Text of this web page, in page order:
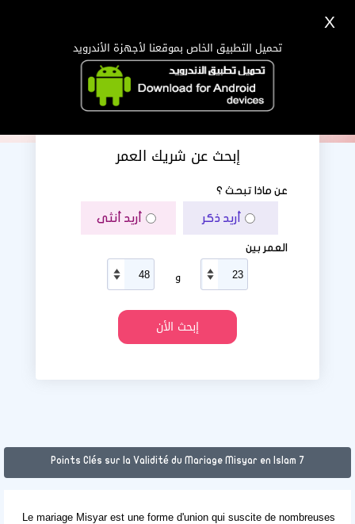
إبحث عن شريك العمر
عن ماذا تبحث ؟
أريد ذكر أريد أنثى
العمر بين
و
7 Points Clés sur la Validité du Mariage Misyar en Islam
Le mariage Misyar est une forme d'union qui suscite de nombreuses
X
تحميل التطبيق الخاص بموقعنا لأجهزة الأندرويد